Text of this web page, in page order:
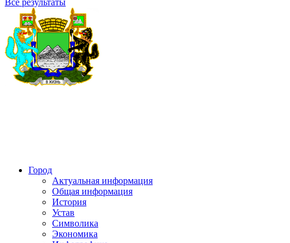
Все результаты
Город
Актуальная информация
Общая информация
История
Устав
Символика
Экономика